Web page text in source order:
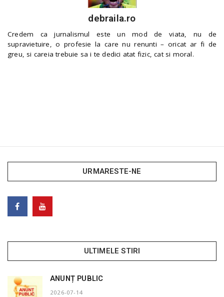
debraila.ro
Credem ca jurnalismul este un mod de viata, nu de
supravietuire, o profesie la care nu renunti – oricat ar fi de
greu, si careia trebuie sa i te dedici atat fizic, cat si moral.
URMARESTE-NE
ULTIMELE STIRI
ANUNȚ PUBLIC
2026-07-14